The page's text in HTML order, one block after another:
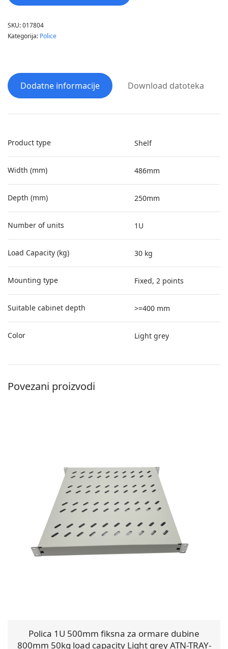
SKU:017804
Kategorija: Police
Dodatne informacije Download datoteka
Product type Shelf
Width (mm) 486mm
Depth (mm) 250mm
Number of units 1U
Load Capacity (kg) 30 kg
Mounting type Fixed, 2 points
Suitable cabinet depth >=400 mm
Color Light grey
Povezani proizvodi
Polica 1U 500mm fiksna za ormare dubine
800mm 50kg load capacity Light grey ATN-TRAY-